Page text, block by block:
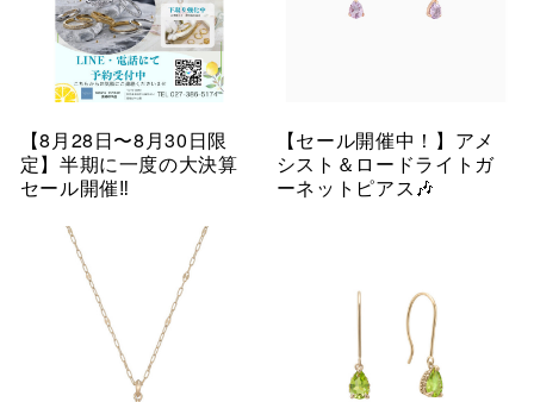
【8月28日〜8月30日限
定】半期に一度の大決算
セール開催‼︎
【セール開催中！】アメ
シスト＆ロードライトガ
ーネットピアス🎶